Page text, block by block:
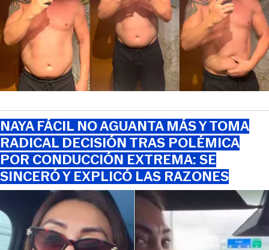
NAYA FÁCIL NO AGUANTA MÁS Y TOMA
RADICAL DECISIÓN TRAS POLÉMICA
POR CONDUCCIÓN EXTREMA: SE
SINCERÓ Y EXPLICÓ LAS RAZONES